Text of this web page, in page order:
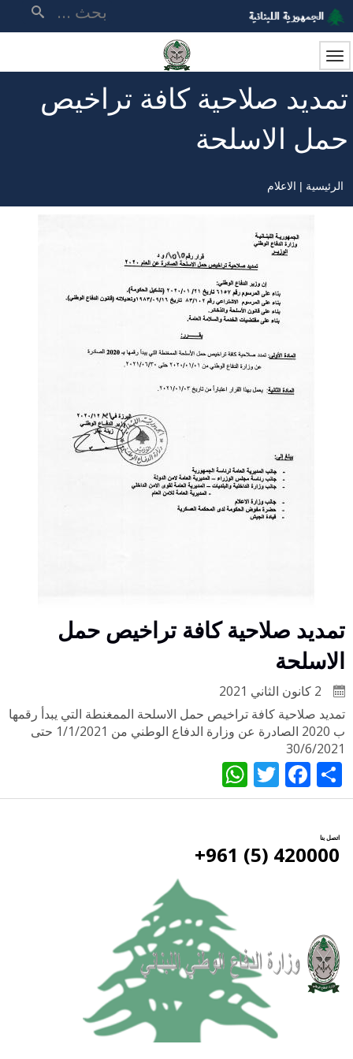
تجاوز
إلى
المحتوى
الرئيسي
تمديد صلاحية كافة تراخيص
حمل الاسلحة
مسار
التنقل
الرئيسية الاعلام
تمديد صلاحية كافة تراخيص حمل
الاسلحة
تمديد صلاحية كافة تراخيص حمل الاسلحة الممغنطة التي يبدأ رقمها
ب 2020 الصادرة عن وزارة الدفاع الوطني من 1/1/2021 حتى
30/6/2021
Share
Facebook
Twitter
اتصل بنا
420000 (5) 961+